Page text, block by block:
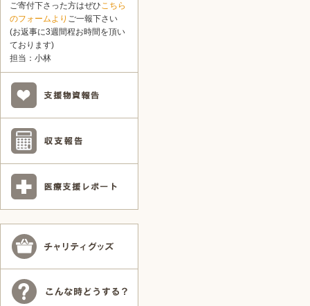
ご寄付下さった方はぜひこちら
のフォームより ご一報下さい
(お返事に3週間程お時間を頂い
ております)
担当：小林